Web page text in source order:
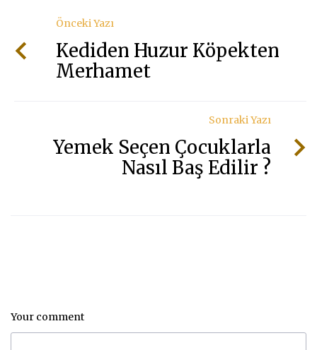
Önceki Yazı
Kediden Huzur Köpekten
Merhamet
Sonraki Yazı
Yemek Seçen Çocuklarla
Nasıl Baş Edilir ?
Your comment